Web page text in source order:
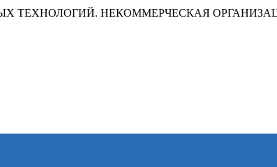
ТЕХНОЛОГИЙ. НЕКОММЕРЧЕСКАЯ